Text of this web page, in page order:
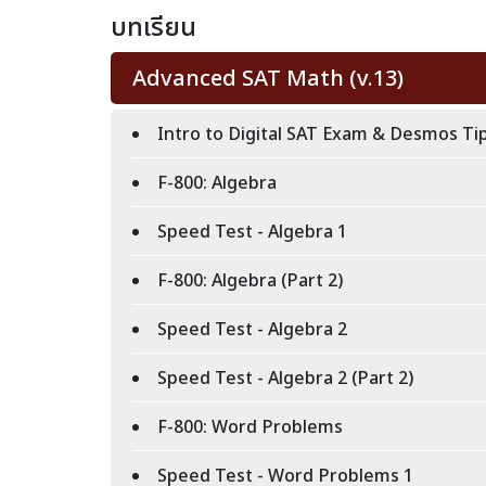
บทเรียน
Advanced SAT Math (v.13)
Intro to Digital SAT Exam & Desmos
F-800: Algebra
Speed Test - Algebra 1
F-800: Algebra (Part 2)
Speed Test - Algebra 2
Speed Test - Algebra 2 (Part 2)
F-800: Word Problems
Speed Test - Word Problems 1